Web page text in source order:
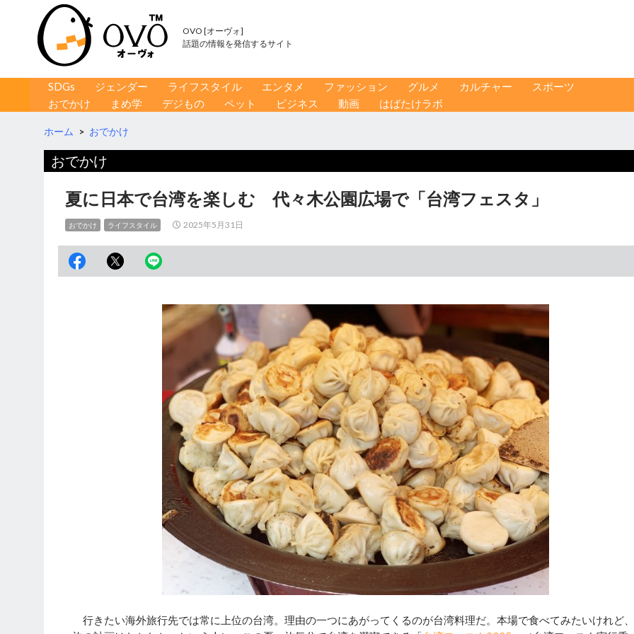
OVO [オーヴォ]
話題の情報を発信するサイト
コンテンツへ移動
SDGs ジェンダー ライフスタイル エンタメ ファッション グルメ カルチャー
スポーツ
おでかけ
まめ学 デジもの ペット ビジネス 動画 はばたけラボ
ホーム > おでかけ
おでかけ
夏に日本で台湾を楽しむ 代々木公園広場で「台湾フェスタ」
おでかけ ライフスタイル 2025年5月31日
行きたい海外旅行先では常に上位の台湾。理由の一つにあがってくるのが台湾料理だ。本場で食べてみたいけれど、